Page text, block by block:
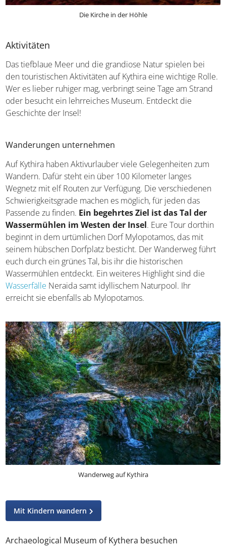
Die Kirche in der Höhle
Aktivitäten
Das tiefblaue Meer und die grandiose Natur spielen bei
den touristischen Aktivitäten auf Kythira eine wichtige Rolle.
Wer es lieber ruhiger mag, verbringt seine Tage am Strand
oder besucht ein lehrreiches Museum. Entdeckt die
Geschichte der Insel!
Wanderungen unternehmen
Auf Kythira haben Aktivurlauber viele Gelegenheiten zum
Wandern. Dafür steht ein über 100 Kilometer langes
Wegnetz mit elf Routen zur Verfügung. Die verschiedenen
Schwierigkeitsgrade machen es möglich, für jeden das
Passende zu finden. Ein begehrtes Ziel ist das Tal der
Wassermühlen im Westen der Insel. Eure Tour dorthin
beginnt in dem urtümlichen Dorf Mylopotamos, das mit
seinem hübschen Dorfplatz besticht. Der Wanderweg führt
euch durch ein grünes Tal, bis ihr die historischen
Wassermühlen entdeckt. Ein weiteres Highlight sind die
Wasserfälle Neraida samt idyllischem Naturpool. Ihr
erreicht sie ebenfalls ab Mylopotamos.
Wanderweg auf Kythira
Mit Kindern wandern
Archaeological Museum of Kythera besuchen